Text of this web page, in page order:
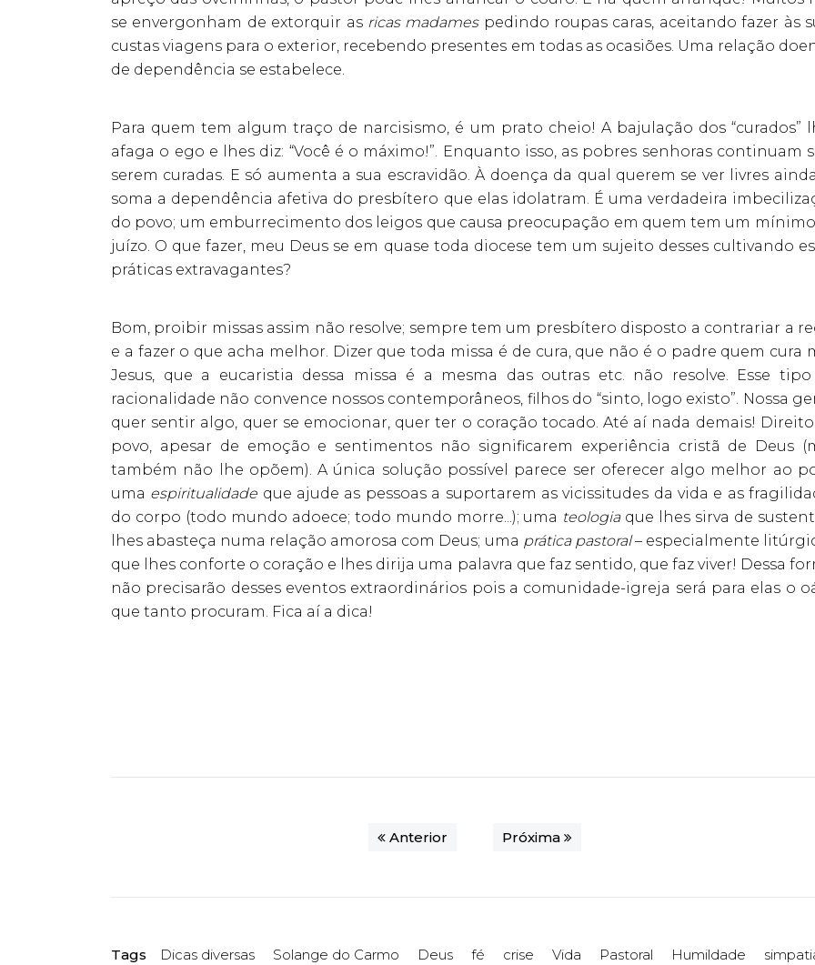
se envergonham de extorquir as ricas madamespedindo roupas caras, aceitando fazer às
custas viagens para o exterior, recebendo presentes em todas as ocasiões. Uma relação
de dependência se estabelece.
Para quem tem algum traço de narcisismo, é um prato cheio! A bajulação dos “curados”
afaga o ego e lhes diz: “Você é o máximo!”. Enquanto isso, as pobres senhoras continuam
serem curadas. E só aumenta a sua escravidão. À doença da qual querem se ver livres
soma a dependência afetiva do presbítero que elas idolatram. É uma verdadeira
do povo; um emburrecimento dos leigos que causa preocupação em quem tem um
juízo. O que fazer, meu Deus se em quase toda diocese tem um sujeito desses cultivando
práticas extravagantes?
Bom, proibir missas assim não resolve; sempre tem um presbítero disposto a contrariar a
e a fazer o que acha melhor. Dizer que toda missa é de cura, que não é o padre quem cura
Jesus, que a eucaristia dessa missa é a mesma das outras etc. não resolve. Esse
racionalidade não convence nossos contemporâneos, filhos do “sinto, logo existo”. Nossa
quer sentir algo, quer se emocionar, quer ter o coração tocado. Até aí nada demais!
povo, apesar de emoção e sentimentos não significarem experiência cristã de Deus
também não lhe opõem). A única solução possível parece ser oferecer algo melhor ao
uma espiritualidade que ajude as pessoas a suportarem as vicissitudes da vida e as
do corpo (todo mundo adoece; todo mundo morre...); uma teologiaque lhes sirva de
lhes abasteça numa relação amorosa com Deus; uma prática pastoral– especialmente
que lhes conforte o coração e lhes dirija uma palavra que faz sentido, que faz viver! Dessa
não precisarão desses eventos extraordinários pois a comunidade-igreja será para elas o
que tanto procuram. Fica aí a dica!
Anterior Próxima
Tags Dicas diversas Solange do Carmo Deus fé crise Vida Pastoral Humildade